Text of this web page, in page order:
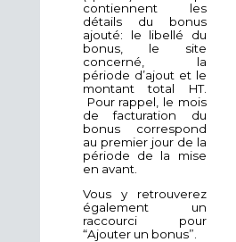
contiennent les
détails du bonus
ajouté: le libellé du
bonus, le site
concerné, la
période d’ajout et le
montant total HT.
Pour rappel, le mois
de facturation du
bonus correspond
au premier jour de la
période de la mise
en avant.
Vous y retrouverez
également un
raccourci pour
“Ajouter un bonus”.